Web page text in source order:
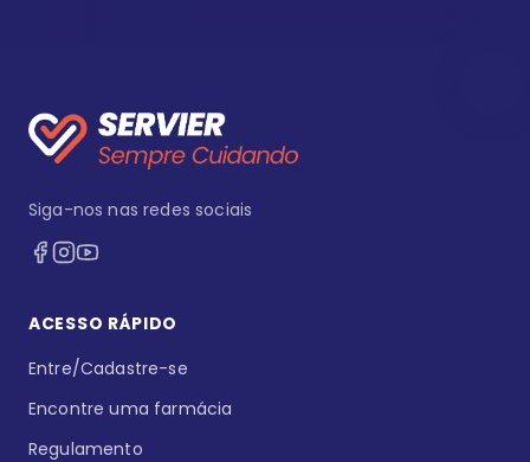
Siga-nos nas redes sociais
ACESSO RÁPIDO
Entre/Cadastre-se
Encontre uma farmácia
Regulamento